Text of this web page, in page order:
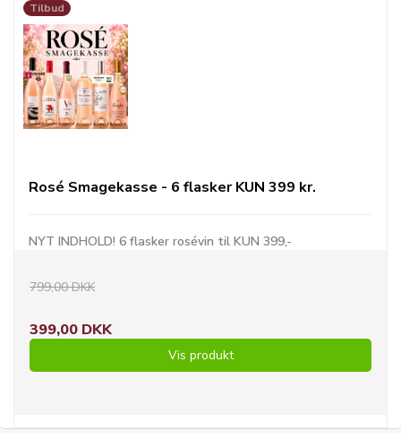
Tilbud
Rosé Smagekasse - 6 flasker KUN 399 kr.
NYT INDHOLD! 6 flasker rosévin til KUN 399,-
799,00 DKK
399,00 DKK
Vis produkt